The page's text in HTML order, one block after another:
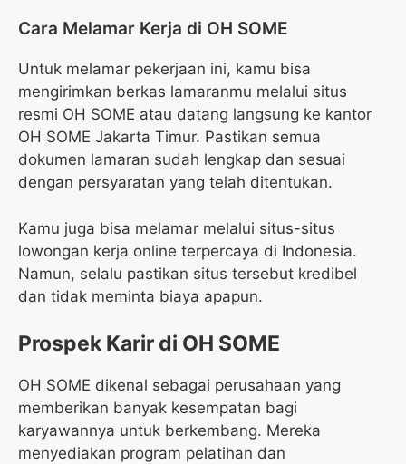
Cara Melamar Kerja di OH SOME
Untuk melamar pekerjaan ini, kamu bisa
mengirimkan berkas lamaranmu melalui situs
resmi OH SOME atau datang langsung ke kantor
OH SOME Jakarta Timur. Pastikan semua
dokumen lamaran sudah lengkap dan sesuai
dengan persyaratan yang telah ditentukan.
Kamu juga bisa melamar melalui situs-situs
lowongan kerja online terpercaya di Indonesia.
Namun, selalu pastikan situs tersebut kredibel
dan tidak meminta biaya apapun.
Prospek Karir di OH SOME
OH SOME dikenal sebagai perusahaan yang
memberikan banyak kesempatan bagi
karyawannya untuk berkembang. Mereka
menyediakan program pelatihan dan